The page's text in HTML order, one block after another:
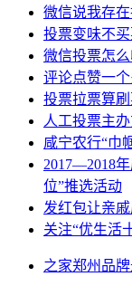
微信说我存
投票变味不
微信投票怎
评论点赞一个
投票拉票算
人工投票主
咸宁农行“巾
2017—2018
位”推选活动
发红包让亲
关注“优生活
之家郑州 品牌